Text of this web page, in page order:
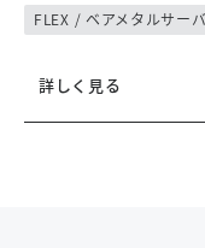
FLEX / ベアメタルサー
詳しく見る